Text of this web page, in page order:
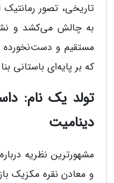
تاریخی، تصور رمانتیک
به چالش می‌کشد و
مستقیم و دست‌نخورده
که بر پایه‌ای باستانی
تولد یک نام:
دینامیت
مشهورترین نظریه
و معادن نقره مکزیک